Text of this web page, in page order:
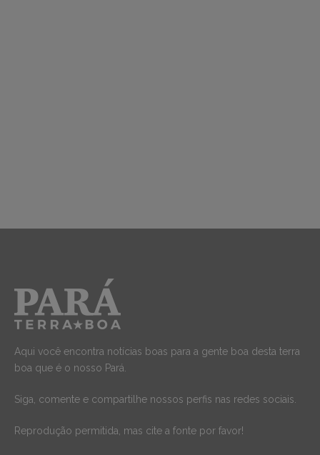
Aqui você encontra notícias boas para a gente boa desta terra
boa que é o nosso Pará.
Siga, comente e compartilhe nossos perfis nas redes sociais.
Reprodução permitida, mas cite a fonte por favor!